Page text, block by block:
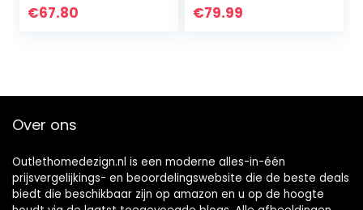
40 x 60 cm,
€67.80
bijzettafel voor
€79.99
Over ons
Outlethomedezign.nl is een moderne alles-in-één
prijsvergelijkings- en beoordelingswebsite die de beste deals
biedt die beschikbaar zijn op amazon en u op de hoogte